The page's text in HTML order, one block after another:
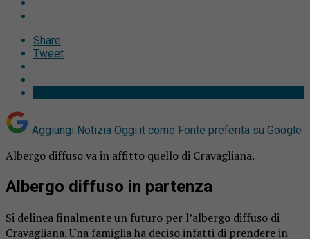
Share
Tweet
Aggiungi Notizia Oggi.it come Fonte preferita su Google
Albergo diffuso va in affitto quello di Cravagliana.
Albergo diffuso in partenza
Si delinea finalmente un futuro per l’albergo diffuso di
Cravagliana. Una famiglia ha deciso infatti di prendere in